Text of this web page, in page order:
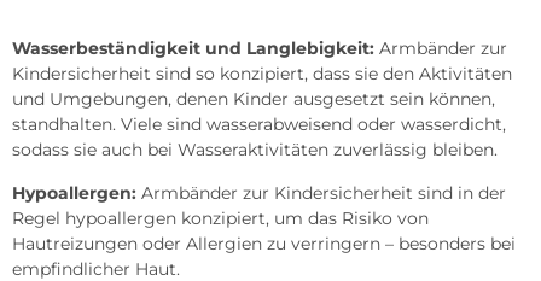
Wasserbeständigkeit und Langlebigkeit: Armbänder zur
Kindersicherheit sind so konzipiert, dass sie den Aktivitäten
und Umgebungen, denen Kinder ausgesetzt sein können,
standhalten. Viele sind wasserabweisend oder wasserdicht,
sodass sie auch bei Wasseraktivitäten zuverlässig bleiben.
Hypoallergen: Armbänder zur Kindersicherheit sind in der
Regel hypoallergen konzipiert, um das Risiko von
Hautreizungen oder Allergien zu verringern – besonders bei
empfindlicher Haut.